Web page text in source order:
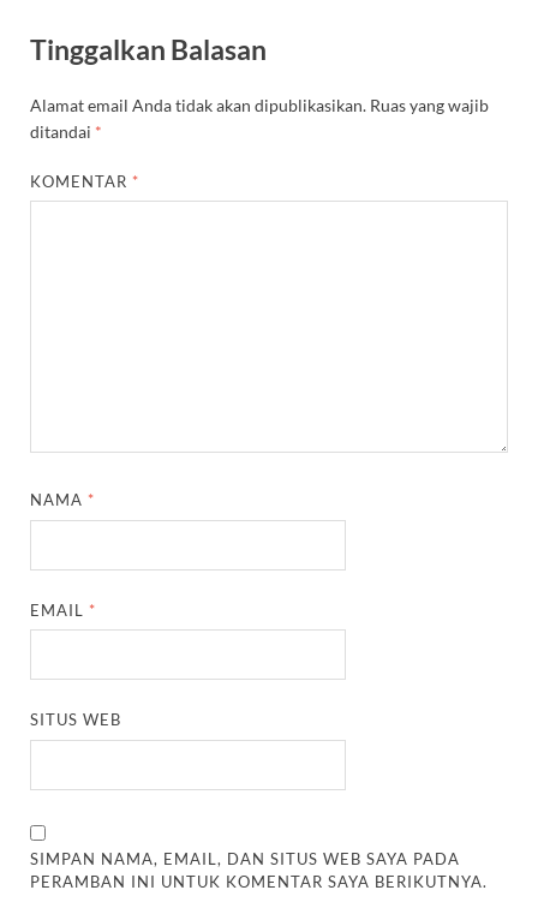
Tinggalkan Balasan
Alamat email Anda tidak akan dipublikasikan. Ruas yang wajib
ditandai *
KOMENTAR *
NAMA *
EMAIL *
SITUS WEB
SIMPAN NAMA, EMAIL, DAN SITUS WEB SAYA PADA
PERAMBAN INI UNTUK KOMENTAR SAYA BERIKUTNYA.